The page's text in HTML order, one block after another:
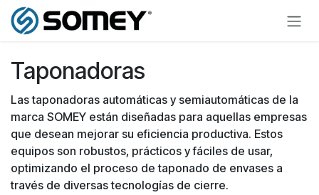
Ir al contenido
Taponadoras
Las taponadoras automáticas y semiautomáticas de la
marca SOMEY están diseñadas para aquellas empresas
que desean mejorar su eficiencia productiva. Estos
equipos son robustos, prácticos y fáciles de usar,
optimizando el proceso de taponado de envases a
través de diversas tecnologías de cierre.